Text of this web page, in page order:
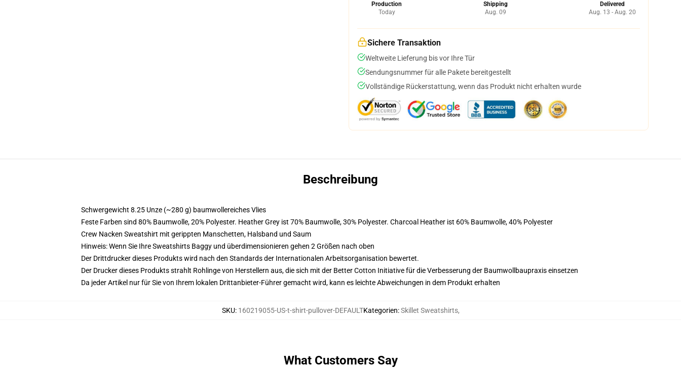
Production
Today
Shipping
Aug. 09
Delivered
Aug. 13 - Aug. 20
Sichere Transaktion
Weltweite Lieferung bis vor Ihre Tür
Sendungsnummer für alle Pakete bereitgestellt
Vollständige Rückerstattung, wenn das Produkt nicht erhalten wurde
Beschreibung
Schwergewicht 8.25 Unze (~280 g) baumwollereiches Vlies
Feste Farben sind 80% Baumwolle, 20% Polyester. Heather Grey ist 70% Baumwolle, 30% Polyester. Charcoal Heather ist 60% Baumwolle, 40% Polyester
Crew Nacken Sweatshirt mit gerippten Manschetten, Halsband und Saum
Hinweis: Wenn Sie Ihre Sweatshirts Baggy und überdimensionieren gehen 2 Größen nach oben
Der Drittdrucker dieses Produkts wird nach den Standards der Internationalen Arbeitsorganisation bewertet.
Der Drucker dieses Produkts strahlt Rohlinge von Herstellern aus, die sich mit der Better Cotton Initiative für die Verbesserung der Baumwollbaupraxis einsetzen
Da jeder Artikel nur für Sie von Ihrem lokalen Drittanbieter-Führer gemacht wird, kann es leichte Abweichungen in dem Produkt erhalten
SKU: 160219055-US-t-shirt-pullover-DEFAULTKategorien:Skillet Sweatshirts,
What Customers Say